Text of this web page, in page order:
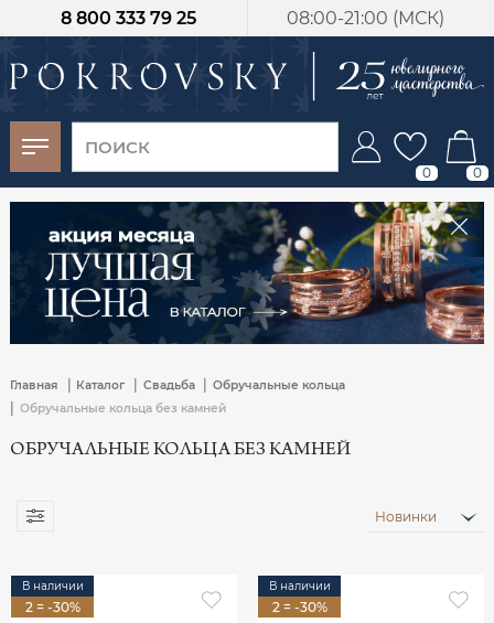
08:00-21:00 (МСК)
8 800 333 79 25
0 0
Главная | Каталог | Свадьба | Обручальные кольца
| Обручальные кольца без камней
ОБРУЧАЛЬНЫЕ КОЛЬЦА БЕЗ КАМНЕЙ
Новинки
В наличии
2 = -30%
В наличии
2 = -30%
-30%
от 15 дней с
момента оплаты